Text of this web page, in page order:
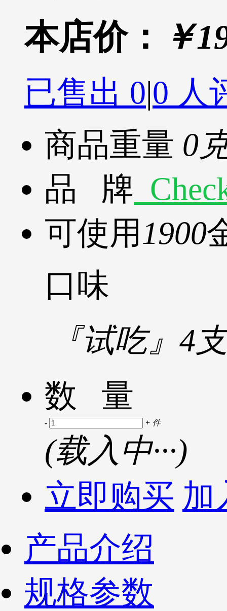
本店价： ￥
已售出 0|0 人
商品重量 0
品 牌
可使用1900
口味
『试吃』4
数 量
- + 件
(载入中···)
立即购买 加
产品介绍
规格参数